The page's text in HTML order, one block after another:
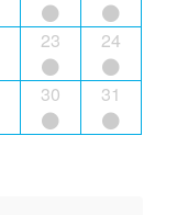
23 24
30 31